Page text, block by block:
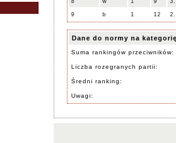
8 w 1 9
9 b 1 12
Dane do normy na
Suma rankingów przeciwników:
Liczba rozegranych partii:
Średni ranking:
Uwagi: